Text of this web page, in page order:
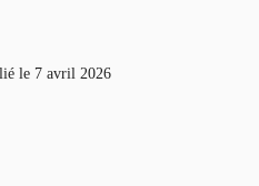
le 7 avril 2026